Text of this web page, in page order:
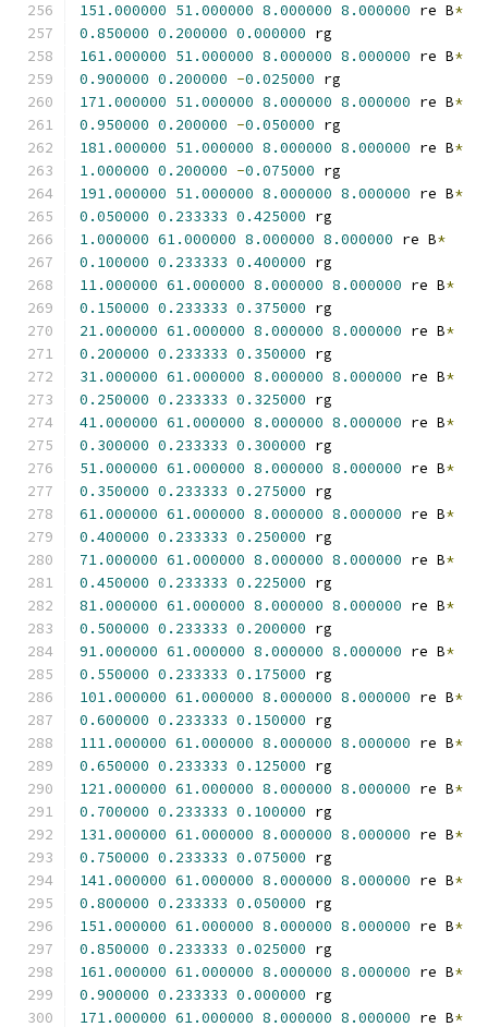
151.000000 51.000000 8.000000 8.000000 re B*
0.850000 0.200000 0.000000 rg
161.000000 51.000000 8.000000 8.000000 re B*
0.900000 0.200000 -0.025000 rg
171.000000 51.000000 8.000000 8.000000 re B*
0.950000 0.200000 -0.050000 rg
181.000000 51.000000 8.000000 8.000000 re B*
1.000000 0.200000 -0.075000 rg
191.000000 51.000000 8.000000 8.000000 re B*
0.050000 0.233333 0.425000 rg
1.000000 61.000000 8.000000 8.000000 re B*
0.100000 0.233333 0.400000 rg
11.000000 61.000000 8.000000 8.000000 re B*
0.150000 0.233333 0.375000 rg
21.000000 61.000000 8.000000 8.000000 re B*
0.200000 0.233333 0.350000 rg
31.000000 61.000000 8.000000 8.000000 re B*
0.250000 0.233333 0.325000 rg
41.000000 61.000000 8.000000 8.000000 re B*
0.300000 0.233333 0.300000 rg
51.000000 61.000000 8.000000 8.000000 re B*
0.350000 0.233333 0.275000 rg
61.000000 61.000000 8.000000 8.000000 re B*
0.400000 0.233333 0.250000 rg
71.000000 61.000000 8.000000 8.000000 re B*
0.450000 0.233333 0.225000 rg
81.000000 61.000000 8.000000 8.000000 re B*
0.500000 0.233333 0.200000 rg
91.000000 61.000000 8.000000 8.000000 re B*
0.550000 0.233333 0.175000 rg
101.000000 61.000000 8.000000 8.000000 re B*
0.600000 0.233333 0.150000 rg
111.000000 61.000000 8.000000 8.000000 re B*
0.650000 0.233333 0.125000 rg
121.000000 61.000000 8.000000 8.000000 re B*
0.700000 0.233333 0.100000 rg
131.000000 61.000000 8.000000 8.000000 re B*
0.750000 0.233333 0.075000 rg
141.000000 61.000000 8.000000 8.000000 re B*
0.800000 0.233333 0.050000 rg
151.000000 61.000000 8.000000 8.000000 re B*
0.850000 0.233333 0.025000 rg
161.000000 61.000000 8.000000 8.000000 re B*
0.900000 0.233333 0.000000 rg
171.000000 61.000000 8.000000 8.000000 re B*